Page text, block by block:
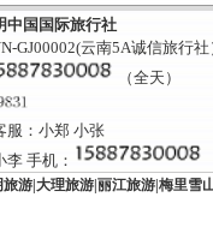
中国国际旅行社
GJ00002(云南5A诚信旅行社
（全天）
服：小郑 小张
李 手机：
旅游| 大理旅游| 丽江旅游| 梅里雪